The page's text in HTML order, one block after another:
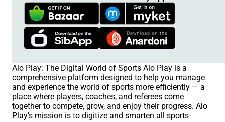
Alo Play: The Digital World of Sports Alo Play is a
comprehensive platform designed to help you manage
and experience the world of sports more efficiently — a
place where players, coaches, and referees come
together to compete, grow, and enjoy their progress. Alo
Play’s mission is to digitize and smarten all sports-